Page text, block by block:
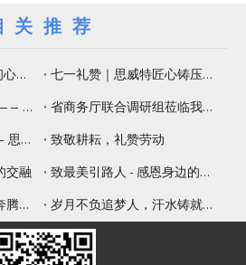
关推荐
八一建军节 | 以军魂守初心，以精工铸品质
七一礼赞｜思威特匠心铸压电元器件，纳米微孔片佑健康生活
端午安康，因 “雾” 而美 —— 思威特压电雾化片，守护嗅觉与健康
省商务厅联合调研组莅临我司调研 赋能专精特新提质增效
以芯致爱，守护时光 —— 思威特致敬母亲节
致敬耕耘，礼赞劳动
交融
致最美引路人 - 感恩身边的师傅
灵蛇起舞千山秀，神骏奔腾九野新
岁月不负追梦人，汗水铸就辉煌年